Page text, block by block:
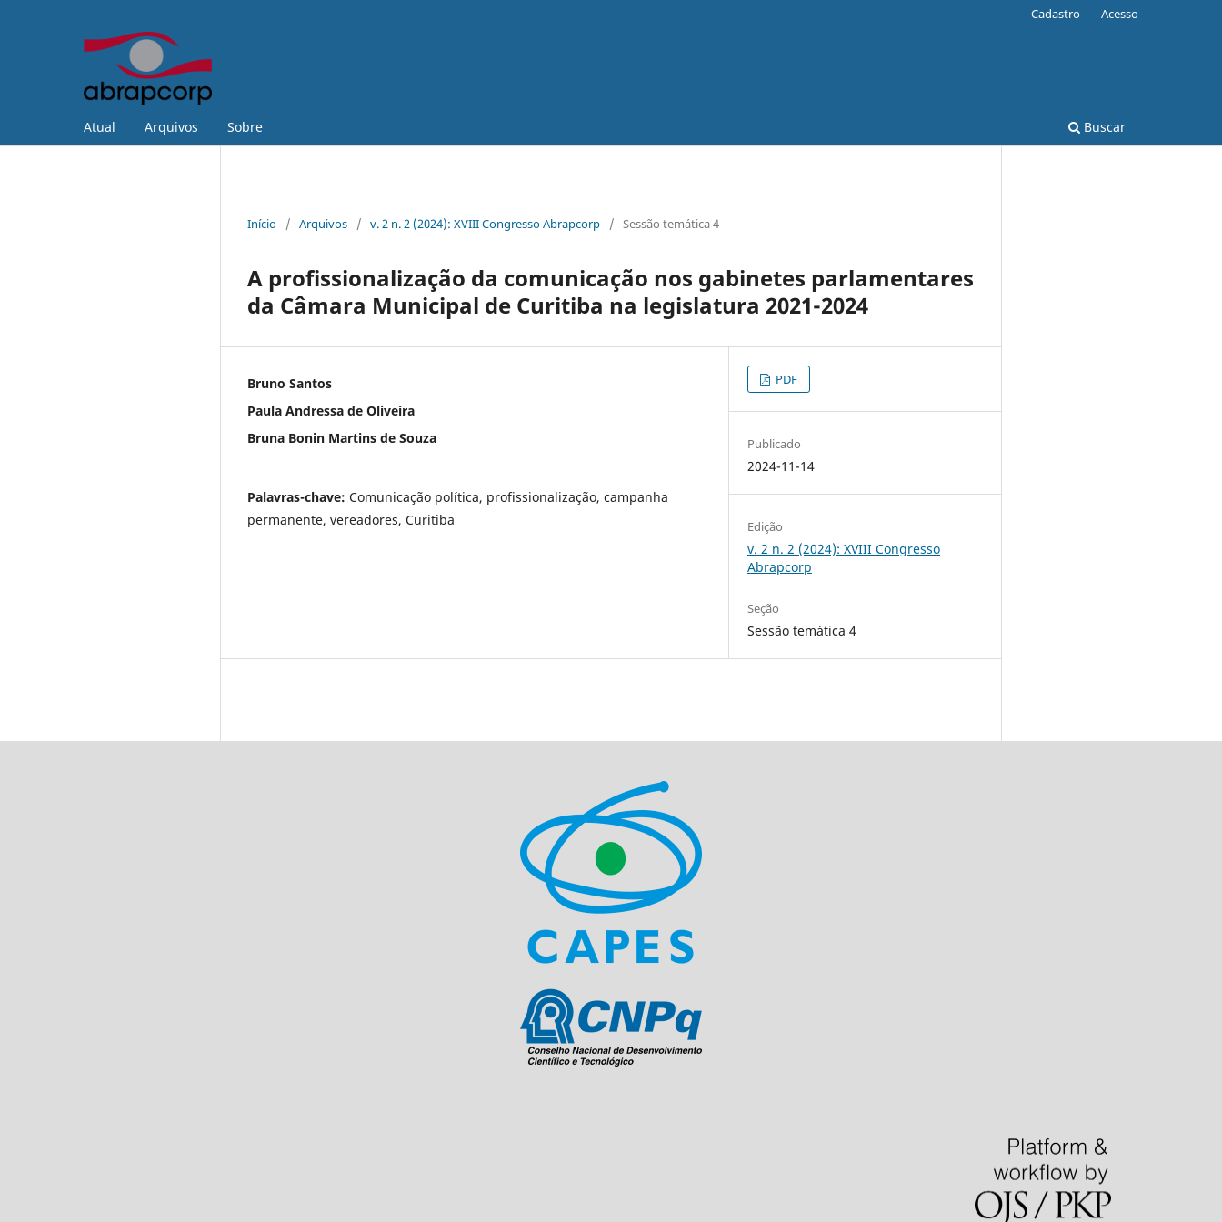
Atual Arquivos Sobre Buscar
Cadastro Acesso
Início / Arquivos / v. 2 n. 2 (2024): XVIII Congresso Abrapcorp / Sessão temática 4
A profissionalização da comunicação nos gabinetes parlamentares
da Câmara Municipal de Curitiba na legislatura 2021-2024
Bruno Santos
Paula Andressa de Oliveira
Bruna Bonin Martins de Souza
Palavras-chave: Comunicação política, profissionalização, campanha
permanente, vereadores, Curitiba
PDF
Publicado
2024-11-14
Edição
v. 2 n. 2 (2024): XVIII Congresso
Abrapcorp
Seção
Sessão temática 4